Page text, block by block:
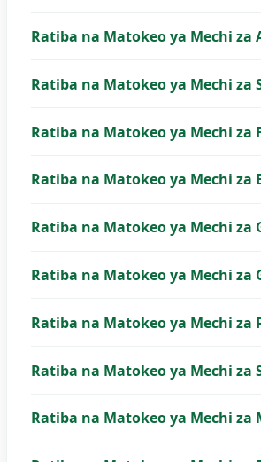
Ratiba na Matokeo ya Mechi za
Ratiba na Matokeo ya Mechi za
Ratiba na Matokeo ya Mechi za
Ratiba na Matokeo ya Mechi za
Ratiba na Matokeo ya Mechi za
Ratiba na Matokeo ya Mechi za
Ratiba na Matokeo ya Mechi za
Ratiba na Matokeo ya Mechi za
Ratiba na Matokeo ya Mechi za